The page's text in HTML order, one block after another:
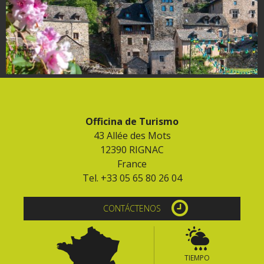
kilómetros
Los más bonitos pueblos en
Francia
Otras hermosas aldeas
Las ciudades y países de
De la valle del Lot al País
Patrimonio mundial de la
Officina de Turismo
43 Allée des Mots
12390 RIGNAC
France
Tel. +33 05 65 80 26 04
CONTÁCTENOS
TIEMPO